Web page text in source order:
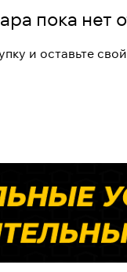
пока
и оставьте